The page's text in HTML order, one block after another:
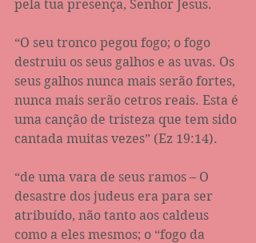
pela tua presença, Senhor Jesus.
“O seu tronco pegou fogo; o fogo
destruiu os seus galhos e as uvas. Os
seus galhos nunca mais serão fortes,
nunca mais serão cetros reais. Esta é
uma canção de tristeza que tem sido
cantada muitas vezes” (Ez‬ ‭19:14‬).
“de uma vara de seus ramos – O
desastre dos judeus era para ser
atribuído, não tanto aos caldeus
como a eles mesmos; o “fogo da